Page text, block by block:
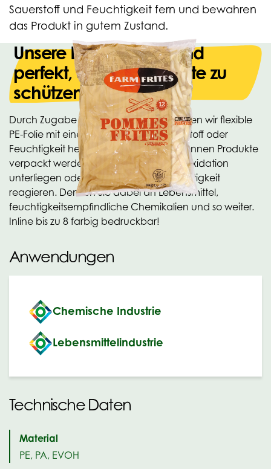
Sauerstoff und Feuchtigkeit fern und bewahren
das Produkt in gutem Zustand.
Unsere Barrierefolien sind
perfekt, um Ihre Produkte zu
schützen.
Durch Zugabe von EVOH oder PA können wir flexible
PE-Folie mit einer Barriere gegen Sauerstoff oder
Feuchtigkeit herstellen. In dieser Folie können Produkte
verpackt werden, die Verderblichkeit/Oxidation
unterliegen oder empfindlich auf Feuchtigkeit
reagieren. Denken Sie dabei an Lebensmittel,
feuchtigkeitsempfindliche Chemikalien und so weiter.
Inline bis zu 8 farbig bedruckbar!
Anwendungen
Chemische Industrie
Lebensmittelindustrie
Technische Daten
Material
PE, PA, EVOH